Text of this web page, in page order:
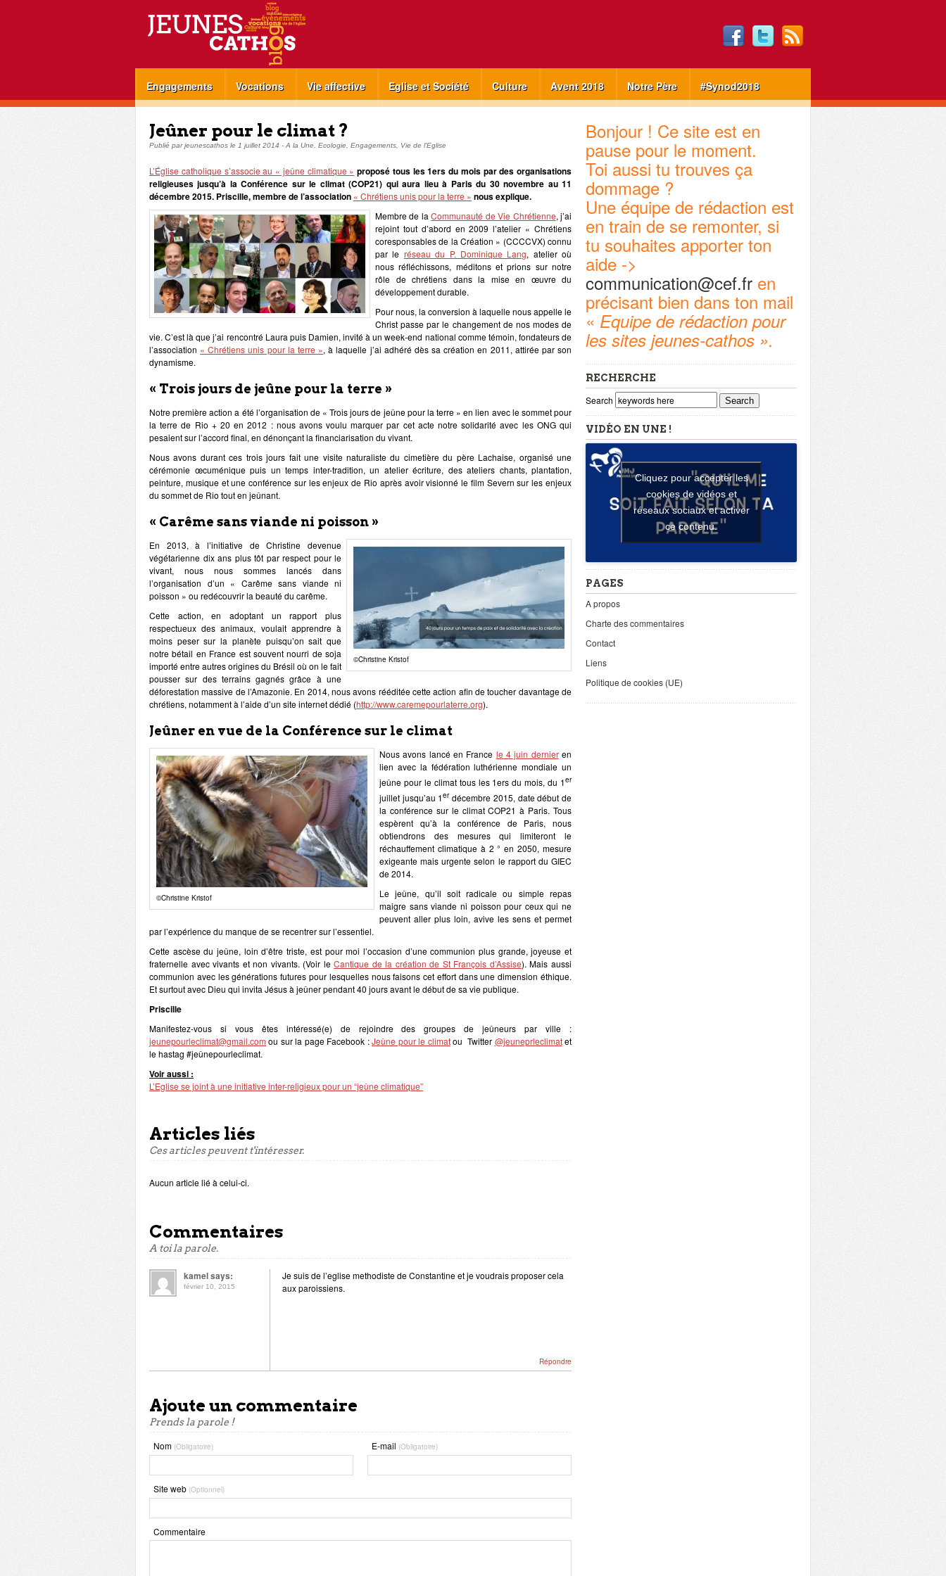
Engagements Vocations Vie affective Eglise et Société Culture Avent 2018 Notre Père #Synod2018
Jeûner pour le climat ?
Publié parjeunescathos le 1 juillet 2014 - A la Une Ecologie Engagements Vie de l'Eglise
L’Église catholique s’associe au « jeûne climatique » proposé tous les 1ers du mois par des organisations
religieuses jusqu’à la Conférence sur le climat (COP21) qui aura lieu à Paris du 30 novembre au 11
décembre 2015. Priscille, membre de l’association « Chrétiens unis pour la terre » nous explique.
Membre de laCommunauté de Vie Chrétienne, j’ai
rejoint tout d’abord en 2009 l’atelier « Chrétiens
coresponsables de la Création » (CCCCVX) connu
par le réseau du P. Dominique Lang, atelier où
nous réfléchissons, méditons et prions sur notre
rôle de chrétiens dans la mise en œuvre du
développement durable.
Pour nous, la conversion à laquelle nous appelle le
Christ passe par le changement de nos modes de
vie. C’est là que j’ai rencontré Laura puis Damien, invité à un week-end national comme témoin, fondateurs de
l’association « Chrétiens unis pour la terre », à laquelle j’ai adhéré dès sa création en 2011, attirée par son
dynamisme.
« Trois jours de jeûne pour la terre »
Notre première action a été l’organisation de « Trois jours de jeûne pour la terre » en lien avec le sommet pour
la terre de Rio + 20 en 2012 : nous avons voulu marquer par cet acte notre solidarité avec les ONG qui
pesaient sur l’accord final, en dénonçant la financiarisation du vivant.
Nous avons durant ces trois jours fait une visite naturaliste du cimetière du père Lachaise, organisé une
cérémonie œcuménique puis un temps inter-tradition, un atelier écriture, des ateliers chants, plantation,
peinture, musique et une conférence sur les enjeux de Rio après avoir visionné le film Severn sur les enjeux
du sommet de Rio tout en jeûnant.
« Carême sans viande ni poisson »
©Christine Kristof
En 2013, à l’initiative de Christine devenue
végétarienne dix ans plus tôt par respect pour le
vivant, nous nous sommes lancés dans
l’organisation d’un « Carême sans viande ni
poisson » ou redécouvrir la beauté du carême.
Cette action, en adoptant un rapport plus
respectueux des animaux, voulait apprendre à
moins peser sur la planète puisqu’on sait que
notre bétail en France est souvent nourri de soja
importé entre autres origines du Brésil où on le fait
pousser sur des terrains gagnés grâce à une
déforestation massive de l’Amazonie. En 2014, nous avons rééditée cette action afin de toucher davantage de
chrétiens, notamment à l’aide d’un site internet dédié (http://www.caremepourlaterre.org).
Jeûner en vue de la Conférence sur le climat
©Christine Kristof
Nous avons lancé en France le 4 juin dernieren
lien avec la fédération luthérienne mondiale un
jeûne pour le climat tous les 1ers du mois, du 1er
juillet jusqu’au 1erdécembre 2015, date début de
la conférence sur le climat COP21 à Paris. Tous
espèrent qu’à la conférence de Paris, nous
obtiendrons des mesures qui limiteront le
réchauffement climatique à 2 ° en 2050, mesure
exigeante mais urgente selon le rapport du GIEC
de 2014.
Le jeûne, qu’il soit radicale ou simple repas
maigre sans viande ni poisson pour ceux qui ne
peuvent aller plus loin, avive les sens et permet
par l’expérience du manque de se recentrer sur l’essentiel.
Cette ascèse du jeûne, loin d’être triste, est pour moi l’occasion d’une communion plus grande, joyeuse et
fraternelle avec vivants et non vivants. (Voir leCantique de la création de St François d’Assise). Mais aussi
communion avec les générations futures pour lesquelles nous faisons cet effort dans une dimension éthique.
Et surtout avec Dieu qui invita Jésus à jeûner pendant 40 jours avant le début de sa vie publique.
Priscille
Manifestez-vous si vous êtes intéressé(e) de rejoindre des groupes de jeûneurs par ville :
jeunepourleclimat@gmail.com ou sur la page Facebook :Jeûne pour le climatou Twitter @jeuneprleclimatet
le hastag #jeûnepourleclimat.
Voir aussi :
L’Eglise se joint à une initiative inter-religieux pour un “jeûne climatique”
Articles liés
Ces articles peuvent t'intéresser.
Aucun article lié à celui-ci.
Commentaires
A toi la parole.
kamel says:
février 10, 2015
Je suis de l’eglise methodiste de Constantine et je voudrais proposer cela
aux paroissiens.
Répondre
Ajoute un commentaire
Prends la parole !
Nom (Obligatoire) E-mail (Obligatoire)
Site web (Optionnel)
Commentaire
Bonjour ! Ce site est en
pause pour le moment.
Toi aussi tu trouves ça
dommage ?
Une équipe de rédaction est
en train de se remonter, si
tu souhaites apporter ton
aide ->
communication@cef.fr en
précisant bien dans ton mail
« Equipe de rédaction pour
les sites jeunes-cathos ».
RECHERCHE
Search Search
VIDÉO EN UNE !
Cliquez pour accepter les
cookies de vidéos et
réseaux sociaux et activer
ce contenu.
PAGES
A propos
Charte des commentaires
Contact
Liens
Politique de cookies (UE)